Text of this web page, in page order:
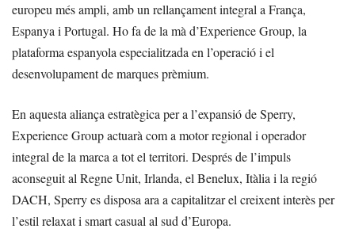
europeu més ampli, amb un rellançament integral a França,
Espanya i Portugal. Ho fa de la mà d’Experience Group, la
plataforma espanyola especialitzada en l’operació i el
desenvolupament de marques prèmium.
En aquesta aliança estratègica per a l’expansió de Sperry,
Experience Group actuarà com a motor regional i operador
integral de la marca a tot el territori. Després de l’impuls
aconseguit al Regne Unit, Irlanda, el Benelux, Itàlia i la regió
DACH, Sperry es disposa ara a capitalitzar el creixent interès per
l’estil relaxat i smart casual al sud d’Europa.